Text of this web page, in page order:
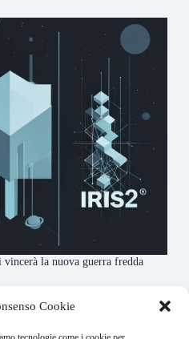
Cookie
la nuova guerra fredda